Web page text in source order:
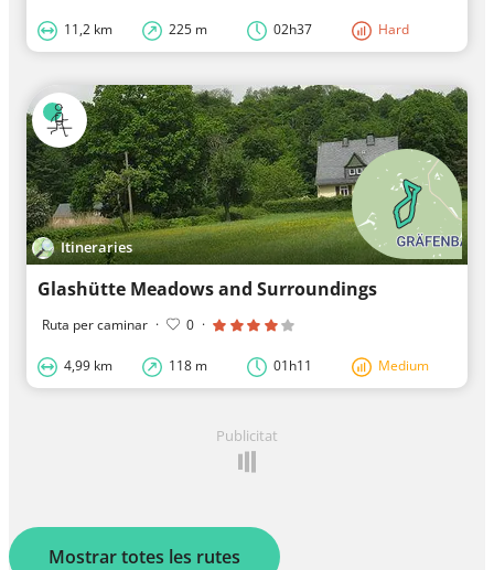
11,2 km 225 m 02h37 Hard
Itineraries
Glashütte Meadows and Surroundings
Ruta per caminar · 0 ·
4,99 km 118 m 01h11 Medium
Publicitat
Mostrar totes les rutes